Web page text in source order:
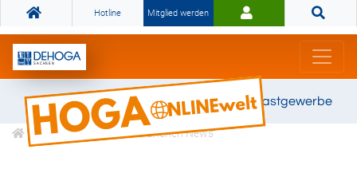
Hotline Mitglied werden
Gemeinsam stark für das Gastgewerbe
Informationen Branchen News